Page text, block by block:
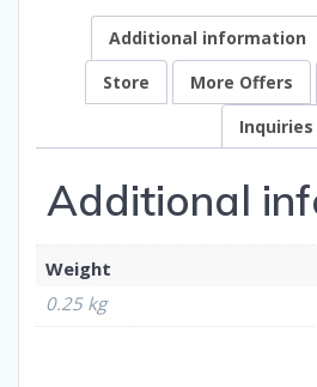
Additional information
Store
More Offers
Inquiries
Additional
Weight
0.25 kg